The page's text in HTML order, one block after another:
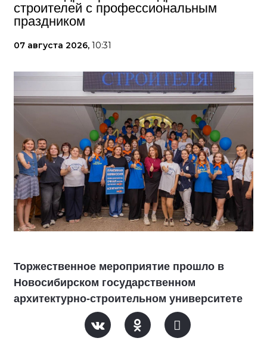
строителей с профессиональным
праздником
07 августа 2026, 10:31
Торжественное мероприятие прошло в
Новосибирском государственном
архитектурно-строительном университете